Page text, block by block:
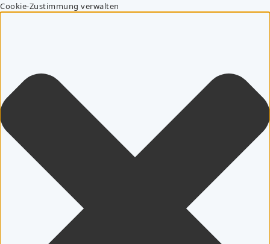
Cookie-Zustimmung verwalten